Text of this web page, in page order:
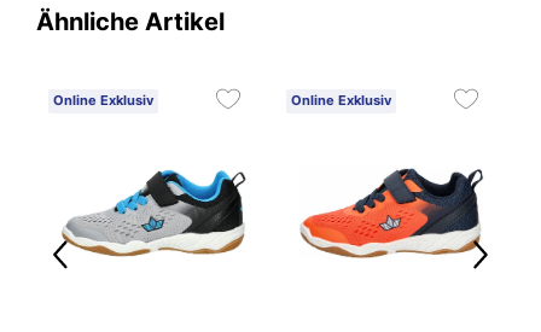
Ähnliche Artikel
Online Exklusiv Online Exklusiv